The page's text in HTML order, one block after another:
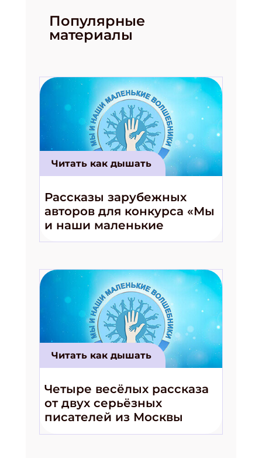
Популярные
материалы
Читать как дышать
Рассказы зарубежных
авторов для конкурса «Мы
и наши маленькие
волшебники!»
Читать как дышать
Четыре весёлых рассказа
от двух серьёзных
писателей из Москвы